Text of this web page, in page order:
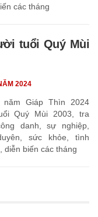
các tháng
tuổi Quý Mùi
Giáp Thìn 2024
Quý Mùi 2003, tra
danh, sự nghiệp,
sức khỏe, tình
diễn biến các tháng
2024